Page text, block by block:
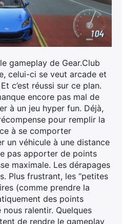
gameplay de Gear.Club
celui-ci se veut arcade et
c’est réussi sur ce plan.
encore pas mal de
à un jeu hyper fun. Déjà,
pour remplir la
à se comporter
un véhicule à une distance
pas apporter de points
maximale. Les dérapages
Plus frustrant, les “petites
(comme prendre la
des points
ralentir. Quelques
de rendre le gameplay